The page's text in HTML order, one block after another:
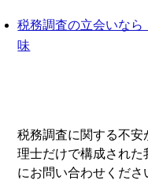
税務調査の立会いな
味
税務調査に関する不
理士だけで構成された
にお問い合わせくださ